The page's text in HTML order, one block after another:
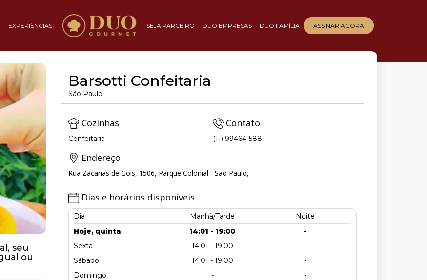
EXPERIÊNCIAS SEJA PARCEIRO DUO EMPRESAS DUO FAMÍLIA ASSINAR AGORA
seu
ou
Barsotti Confeitaria
São Paulo
Cozinhas
Confeitaria
Contato
(11) 99464-5881
Endereço
Rua Zacarias de Gois, 1506, Parque Colonial - São Paulo,
Dias e horários disponíveis
Dia Manhã/Tarde
Noite
Hoje, quinta
14:01 - 19:00
-
Sexta
14:01 - 19:00
-
Sábado
14:01 - 19:00
-
Domingo
-
-